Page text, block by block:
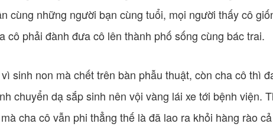
cùng những người bạn cùng tuổi, mọi người thấy cô
cô phải đành đưa cô lên thành phố sống cùng bác trai.
sinh non mà chết trên bàn phẫu thuật, còn cha cô thì
chuyển dạ sắp sinh nên vội vàng lái xe tới bệnh viện.
cha cô vẫn phi thẳng thế là đã lao ra khỏi hàng rào cả